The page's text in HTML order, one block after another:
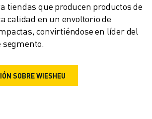
tiendas que producen productos de
calidad en un envoltorio de
convirtiéndose en líder del
segmento.
SOBRE WIESHEU